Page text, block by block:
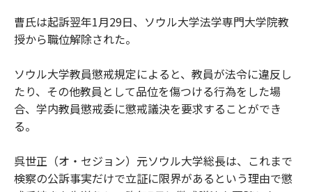
曹氏は起訴翌年1月29日、ソウル大学法学専門大学院教
授から職位解除された。
ソウル大学教員懲戒規定によると、教員が法令に違反し
たり、その他教員として品位を傷つける行為をした場
合、学内教員懲戒委に懲戒議決を要求することができ
る。
呉世正（オ・セジョン）元ソウル大学総長は、これまで
検察の公訴事実だけで立証に限界があるという理由で懲